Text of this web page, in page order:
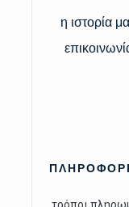
η ιστορία